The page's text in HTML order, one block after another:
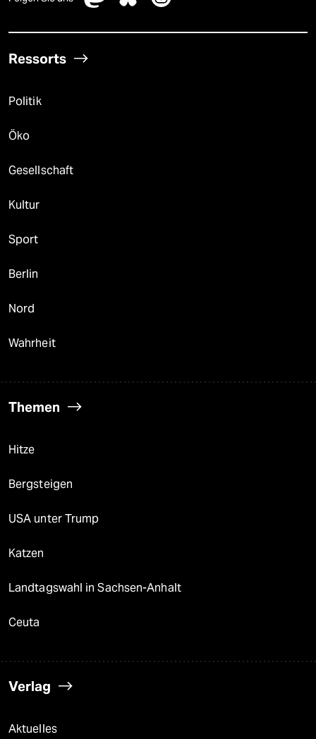
Ressorts
Politik
Öko
Gesellschaft
Kultur
Sport
Berlin
Nord
Wahrheit
Themen
Hitze
Bergsteigen
USA unter Trump
Katzen
Landtagswahl in Sachsen-Anhalt
Ceuta
Verlag
Aktuelles